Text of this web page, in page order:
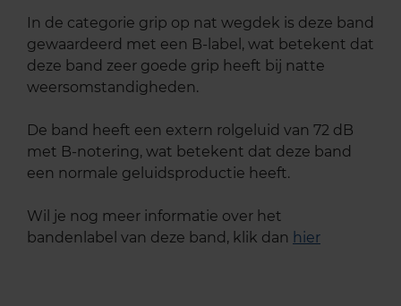
In de categorie grip op nat wegdek is deze band
gewaardeerd met een B-label, wat betekent dat
deze band zeer goede grip heeft bij natte
weersomstandigheden.
De band heeft een extern rolgeluid van 72 dB
met B-notering, wat betekent dat deze band
een normale geluidsproductie heeft.
Wil je nog meer informatie over het
bandenlabel van deze band, klik dan hier